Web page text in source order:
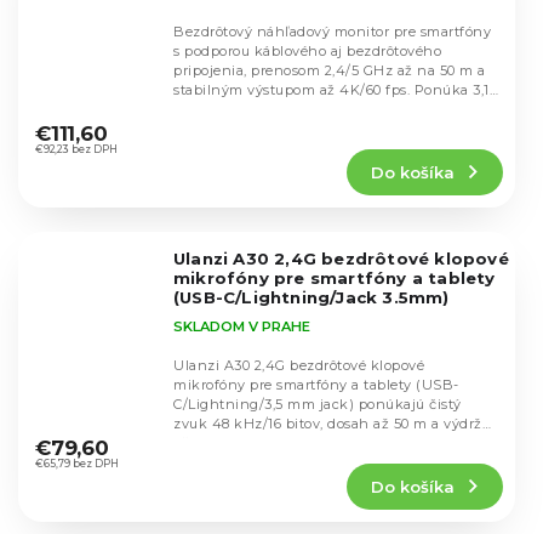
hodnotenie
produktu
€92,23 bez DPH
€111,60
Do košíka
Bezdrôtový náhľadový monitor pre smartfóny
s podporou káblového aj bezdrôtového
pripojenia, prenosom 2,4/5 GHz až na 50 m a
stabilným výstupom až 4K/60 fps. Ponúka 3,1"
Ulanzi A30 2,4G bezdrôtové klopové
mikrofóny pre smartfóny a tablety
(USB-C/Lightning/Jack 3.5mm)
hodnotenie
produktu
SKLADOM V PRAHE
€65,79 bez DPH
€79,60
Do košíka
Ulanzi A30 2,4G bezdrôtové klopové
mikrofóny pre smartfóny a tablety (USB-
C/Lightning/3,5 mm jack) ponúkajú čistý
zvuk 48 kHz/16 bitov, dosah až 50 m a výdrž